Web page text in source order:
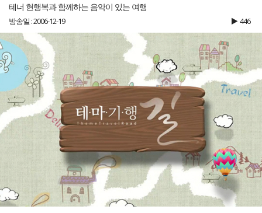
테너 현행복과 함께하는 음악이 있는 여행
방송일 : 2006-12-19 446